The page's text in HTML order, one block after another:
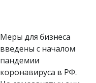
Меры для бизнеса
введены с началом
пандемии
коронавируса в РФ.